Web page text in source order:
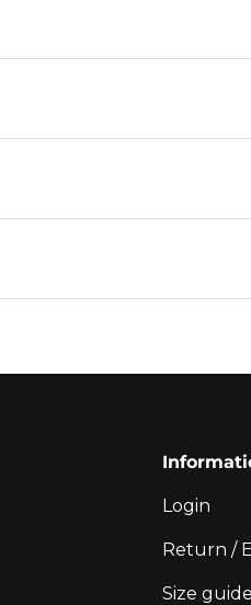
Login
Return /
Size guide